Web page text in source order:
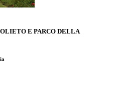
E PARCO DELLA